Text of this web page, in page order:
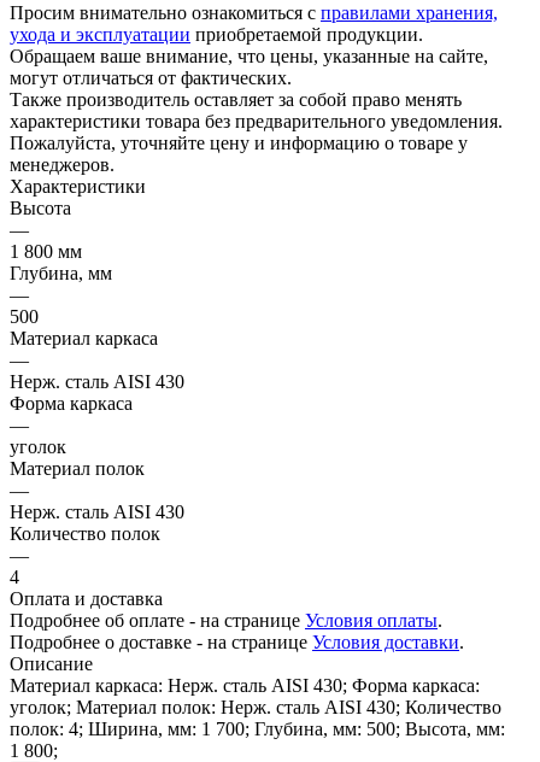
Просим внимательно ознакомиться с правилами хранения,
ухода и эксплуатации приобретаемой продукции.
Обращаем ваше внимание, что цены, указанные на сайте,
могут отличаться от фактических.
Также производитель оставляет за собой право менять
характеристики товара без предварительного уведомления.
Пожалуйста, уточняйте цену и информацию о товаре у
менеджеров.
Характеристики
Высота
—
1 800 мм
Глубина, мм
—
500
Материал каркаса
—
Нерж. сталь AISI 430
Форма каркаса
—
уголок
Материал полок
—
Нерж. сталь AISI 430
Количество полок
—
4
Оплата и доставка
Подробнее об оплате - на странице Условия оплаты.
Подробнее о доставке - на странице Условия доставки.
Описание
Материал каркаса: Нерж. сталь AISI 430; Форма каркаса:
уголок; Материал полок: Нерж. сталь AISI 430; Количество
полок: 4; Ширина, мм: 1 700; Глубина, мм: 500; Высота, мм:
1 800;